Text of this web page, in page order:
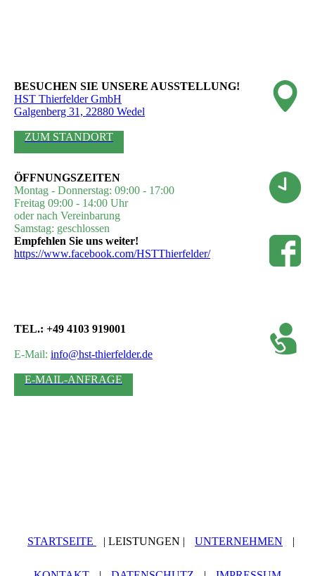
BESUCHEN SIE UNSERE AUSSTELLUNG!
HST Thierfelder GmbH
Galgenberg 31, 22880 Wedel
ZUM STANDORT
ÖFFNUNGSZEITEN
Montag - Donnerstag: 09:00 - 17:00
Freitag 09:00 - 14:00 Uhr
oder nach Vereinbarung
Samstag: geschlossen
Empfehlen Sie uns weiter!
https://www.facebook.com/HSTThierfelder/
TEL.: +49 4103 919001
E-Mail: info@hst-thierfelder.de
E-MAIL-ANFRAGE
STARTSEITE | LEISTUNGEN | UNTERNEHMEN |